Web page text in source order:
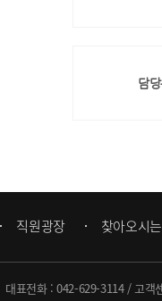
담
직원광장 찾아오시
대표전화 :042-629-3114/ 고객